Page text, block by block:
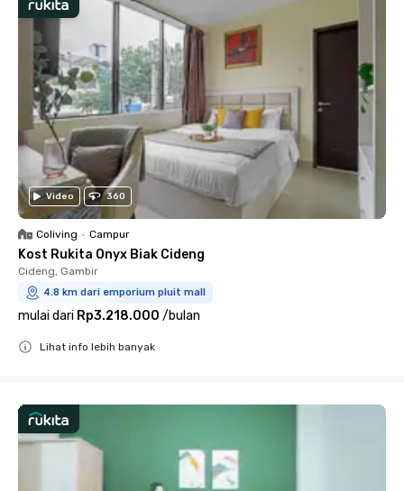
Video 360
Coliving • Campur
Kost Rukita Onyx Biak Cideng
Cideng, Gambir
4.8 km dari emporium pluit mall
mulai dari Rp3.218.000 /bulan
Lihat info lebih banyak